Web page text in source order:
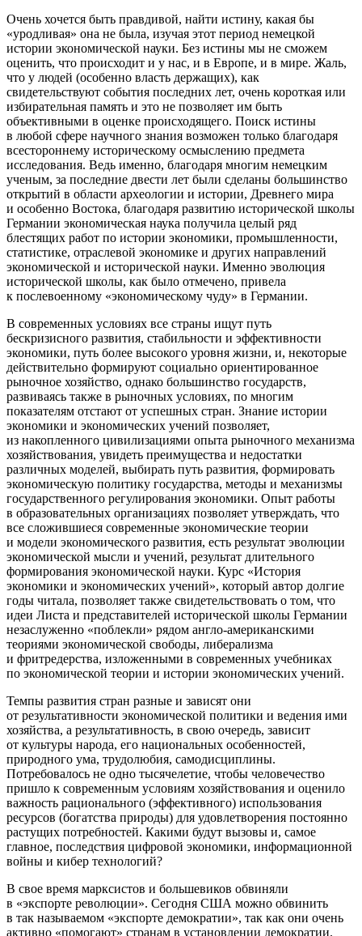
Очень хочется быть правдивой, найти истину, какая бы
«уродливая» она не была, изучая этот период немецкой
истории экономической науки. Без истины мы не сможем
оценить, что происходит и у нас, и в Европе, и в мире. Жаль,
что у людей (особенно власть держащих), как
свидетельствуют события последних лет, очень короткая или
избирательная память и это не позволяет им быть
объективными в оценке происходящего. Поиск истины
в любой сфере научного знания возможен только благодаря
всестороннему историческому осмыслению предмета
исследования. Ведь именно, благодаря многим немецким
ученым, за последние двести лет были сделаны большинство
открытий в области археологии и истории, Древнего мира
и особенно Востока, благодаря развитию исторической школы
Германии экономическая наука получила целый ряд
блестящих работ по истории экономики, промышленности,
статистике, отраслевой экономике и других направлений
экономической и исторической науки. Именно эволюция
исторической школы, как было отмечено, привела
к послевоенному «экономическому чуду» в Германии.
В современных условиях все страны ищут путь
бескризисного развития, стабильности и эффективности
экономики, путь более высокого уровня жизни, и, некоторые
действительно формируют социально ориентированное
рыночное хозяйство, однако большинство государств,
развиваясь также в рыночных условиях, по многим
показателям отстают от успешных стран. Знание истории
экономики и экономических учений позволяет,
из накопленного цивилизациями опыта рыночного механизма
хозяйствования, увидеть преимущества и недостатки
различных моделей, выбирать путь развития, формировать
экономическую политику государства, методы и механизмы
государственного регулирования экономики. Опыт работы
в образовательных организациях позволяет утверждать, что
все сложившиеся современные экономические теории
и модели экономического развития, есть результат эволюции
экономической мысли и учений, результат длительного
формирования экономической науки. Курс «История
экономики и экономических учений», который автор долгие
годы читала, позволяет также свидетельствовать о том, что
идеи Листа и представителей исторической школы Германии
незаслуженно «поблекли» рядом англо-американскими
теориями экономической свободы, либерализма
и фритредерства, изложенными в современных учебниках
по экономической теории и истории экономических учений.
Темпы развития стран разные и зависят они
от результативности экономической политики и ведения ими
хозяйства, а результативность, в свою очередь, зависит
от культуры народа, его национальных особенностей,
природного ума, трудолюбия, самодисциплины.
Потребовалось не одно тысячелетие, чтобы человечество
пришло к современным условиям хозяйствования и оценило
важность рационального (эффективного) использования
ресурсов (богатства природы) для удовлетворения постоянно
растущих потребностей. Какими будут вызовы и, самое
главное, последствия цифровой экономики, информационной
войны и кибер технологий?
В свое время марксистов и большевиков обвиняли
в «экспорте революции». Сегодня США можно обвинить
в так называемом «экспорте демократии», так как они очень
активно «помогают» странам в установлении демократии.